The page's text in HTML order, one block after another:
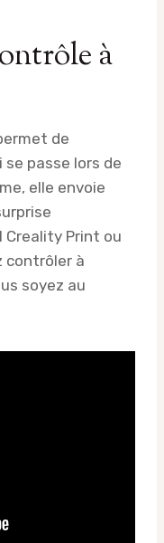
à
de
passe lors de
elle envoie
Creality Print ou
contrôler à
soyez au